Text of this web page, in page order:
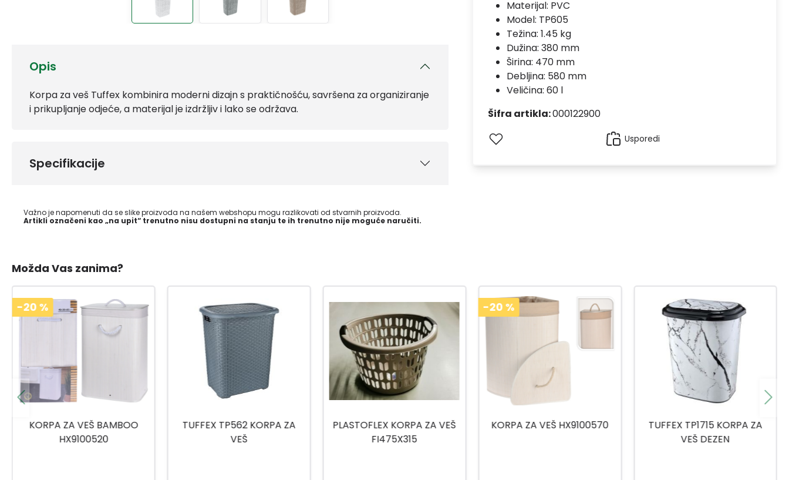
Opis
Korpa za veš Tuffex kombinira moderni dizajn s praktičnošću, savršena za organiziranje
i prikupljanje odjeće, a materijal je izdržljiv i lako se održava.
Specifikacije
Važno je napomenuti da se slike proizvoda na našem webshopu mogu razlikovati od stvarnih proizvoda.
Artikli označeni kao „na upit“ trenutno nisu dostupni na stanju te ih trenutno nije moguće naručiti.
Materijal: PVC
Model: TP605
Težina: 1.45 kg
Dužina: 380 mm
Širina: 470 mm
Debljina: 580 mm
Veličina: 60 l
Šifra artikla:000122900
Usporedi
Možda Vas zanima?
TUFFEX TP562 KORPA ZA
VEŠ
PLASTOFLEX KORPA ZA VEŠ
FI475X315
KORPA ZA VEŠ HX9100570
TUFFEX TP1715 KORPA ZA
TUFFEX TP611 KORPA ZA VEŠ